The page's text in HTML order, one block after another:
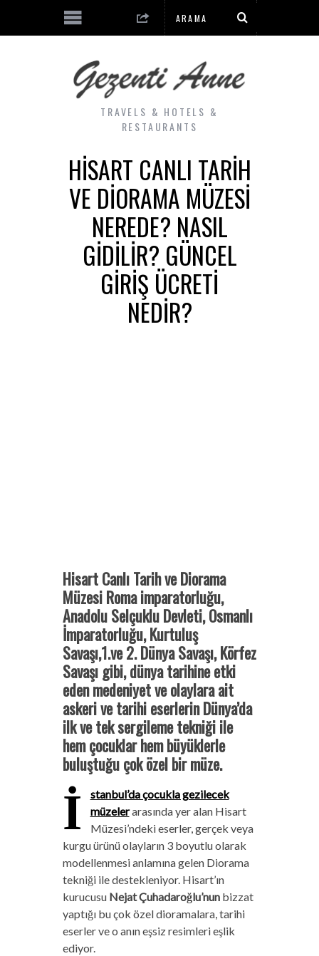
TRAVELS & HOTELS &
RESTAURANTS
HISART CANLI TARIH
VE DIORAMA MÜZESI
NEREDE? NASIL
GIDILIR? GÜNCEL
GIRIŞ ÜCRETI
NEDIR?
Hisart Canlı Tarih ve Diorama
Müzesi Roma imparatorluğu,
Anadolu Selçuklu Devleti, Osmanlı
İmparatorluğu, Kurtuluş
Savaşı,1.ve 2. Dünya Savaşı, Körfez
Savaşı gibi, dünya tarihine etki
eden medeniyet ve olaylara ait
askeri ve tarihi eserlerin Dünya’da
ilk ve tek sergileme tekniği ile
hem çocuklar hem büyüklerle
buluştuğu çok özel bir müze.
İ
stanbul’da çocukla gezilecek
müzelerarasında yer alan Hisart
Müzesi’ndeki eserler, gerçek veya
kurgu ürünü olayların 3 boyutlu olarak
modellenmesi anlamına gelen Diorama
tekniği ile destekleniyor. Hisart’ın
kurucusu Nejat Çuhadaroğlu’nunbizzat
yaptığı bu çok özel dioramalara, tarihi
eserler ve o anın eşsiz resimleri eşlik
ediyor.